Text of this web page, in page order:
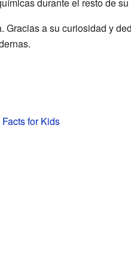
Gracias a su curiosidad y
for Kids